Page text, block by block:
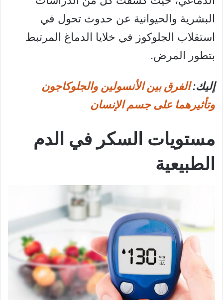
البشرية والحيوانية عن حدوث تحول في
استقلاب الجلوكوز في خلايا الدماغ المرتبط
بتطور المرض.
إليك:الفرق بين الأنسولين والجلوكاجون
وتأثيرهما على جسم الإنسان
مستويات السكر في الدم
الطبيعية